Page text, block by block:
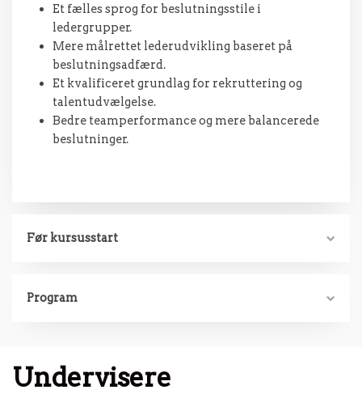
Et fælles sprog for beslutningsstile i
ledergrupper.
Mere målrettet lederudvikling baseret på
beslutningsadfærd.
Et kvalificeret grundlag for rekruttering og
talentudvælgelse.
Bedre teamperformance og mere balancerede
beslutninger.
Før kursusstart
Program
Undervisere